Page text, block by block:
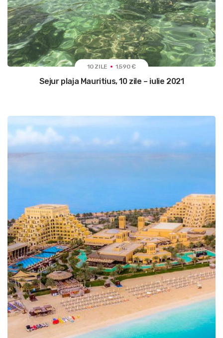
10 ZILE 1.590 €
Sejur plaja Mauritius, 10 zile – iulie 2021